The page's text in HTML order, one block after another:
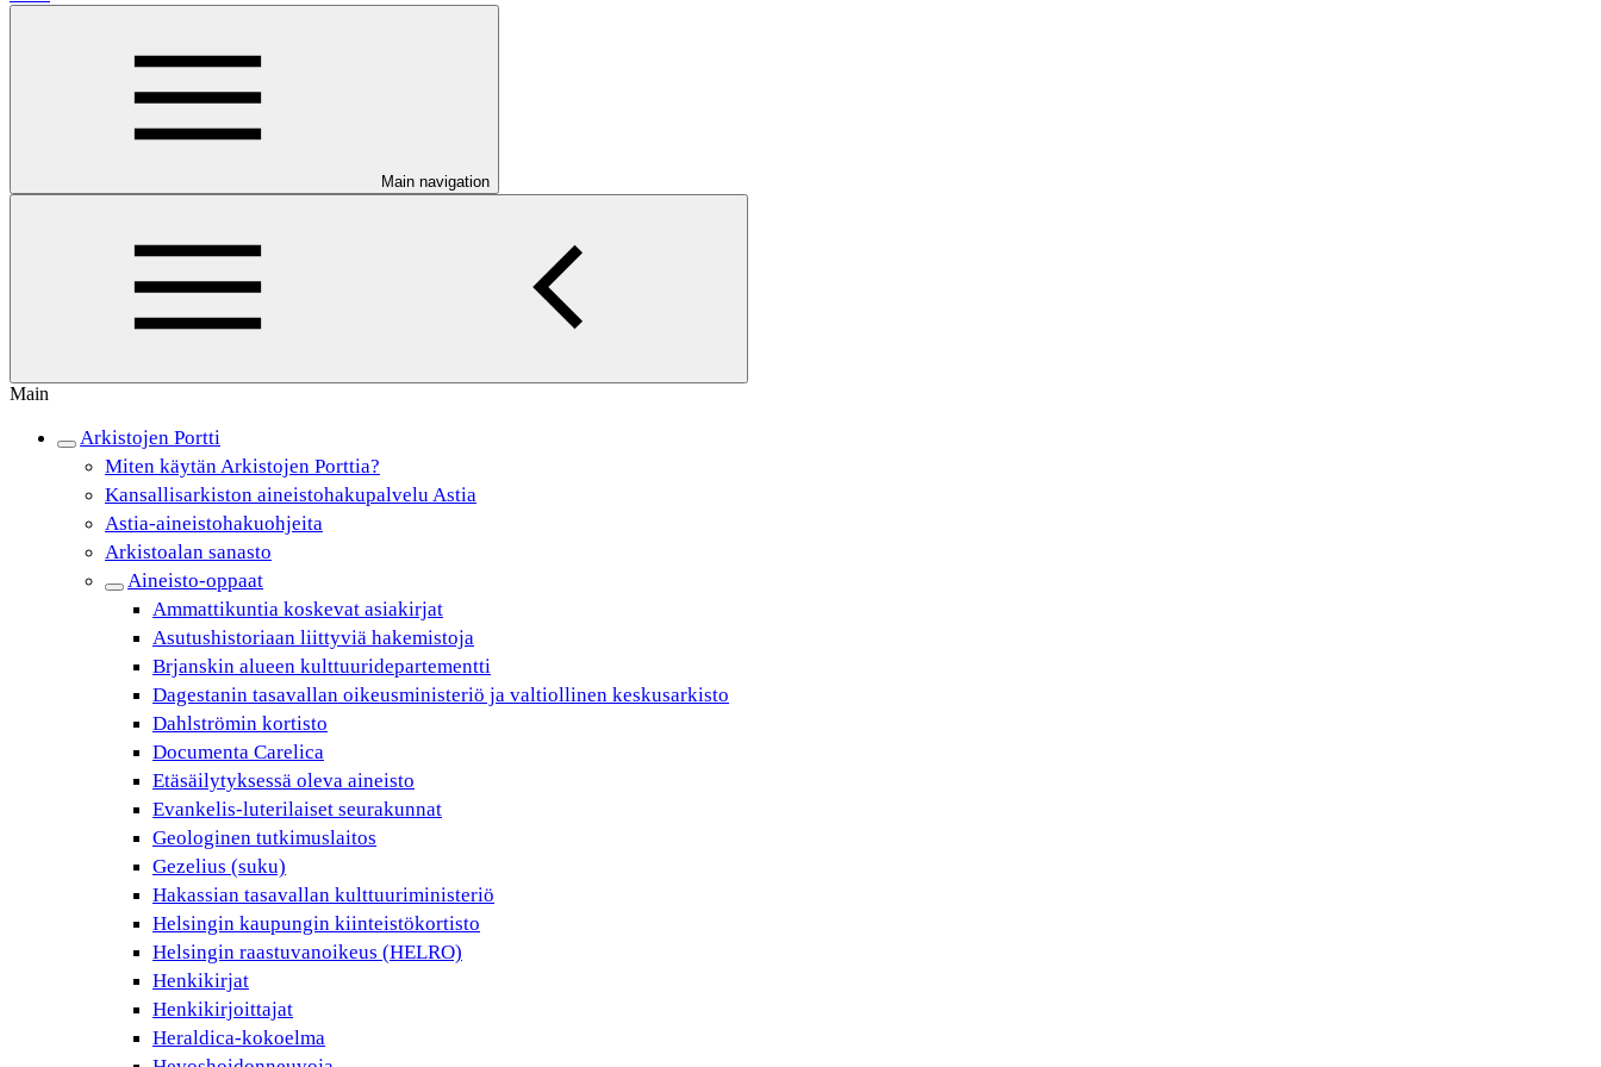
Main navigation
Main
Arkistojen Portti
Miten käytän Arkistojen Porttia?
Kansallisarkiston aineistohakupalvelu Astia
Astia-aineistohakuohjeita
Arkistoalan sanasto
Aineisto-oppaat
Ammattikuntia koskevat asiakirjat
Asutushistoriaan liittyviä hakemistoja
Brjanskin alueen kulttuuridepartementti
Dagestanin tasavallan oikeusministeriö ja valtiollinen keskusarkisto
Dahlströmin kortisto
Documenta Carelica
Etäsäilytyksessä oleva aineisto
Evankelis-luterilaiset seurakunnat
Geologinen tutkimuslaitos
Gezelius (suku)
Hakassian tasavallan kulttuuriministeriö
Helsingin kaupungin kiinteistökortisto
Helsingin raastuvanoikeus (HELRO)
Henkikirjat
Henkikirjoittajat
Heraldica-kokoelma